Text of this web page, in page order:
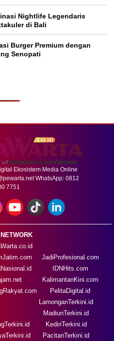
Nightlife Legendaris
di Bali
Burger Premium dengan
Senopati
Ekosistem Media Online
WhatsApp: 0812
7751
JadiProfesional.com
IDNHits.com
KalimantanKini.com
PelitaDigital.id
LamonganTerkini.id
MadiunTerkini.id
KediriTerkini.id
PacitanTerkini.id